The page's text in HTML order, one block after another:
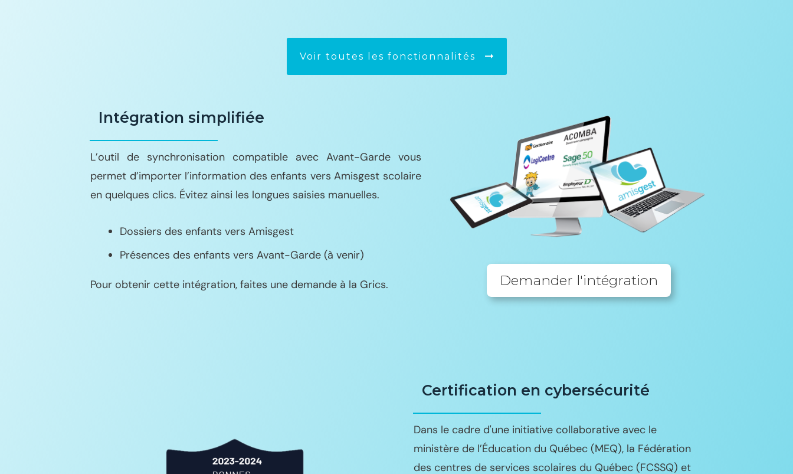
Voir toutes les fonctionnalités
Intégration simplifiée
L’outil de synchronisation compatible avec Avant-Garde vous
permet d’importer l’information des enfants vers Amisgest scolaire
en quelques clics. Évitez ainsi les longues saisies manuelles.
Dossiers des enfants vers Amisgest
Présences des enfants vers Avant-Garde (à venir)
Pour obtenir cette intégration, faites une demande à la Grics. Demander l'intégration
Certification en cybersécurité
Dans le cadre d'une initiative collaborative avec le
ministère de l’Éducation du Québec (MEQ), la Fédération
des centres de services scolaires du Québec (FCSSQ) et